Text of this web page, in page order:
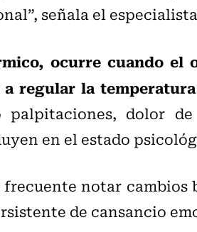
señala el
ocurre cuando el
regular la
palpitaciones, dolor
en el estado
notar cambios
de cansancio